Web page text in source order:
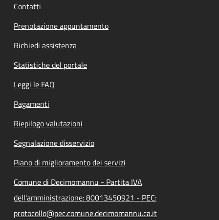
Contatti
Prenotazione appuntamento
Richiedi assistenza
Statistiche del portale
Leggi le FAQ
Pagamenti
Riepilogo valutazioni
Segnalazione disservizio
Piano di miglioramento dei servizi
Comune di Decimomannu - Partita IVA
dell'amministrazione: 80013450921 - PEC:
protocollo@pec.comune.decimomannu.ca.it